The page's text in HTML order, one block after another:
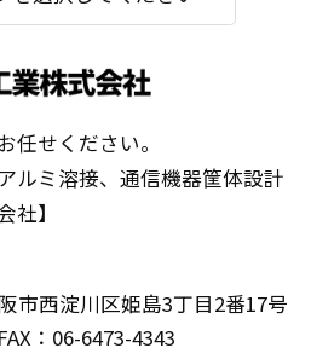
任せください。
ルミ溶接、通信機器筐体設計
社】
市西淀川区姫島3丁目2番17号
：06-6473-4343